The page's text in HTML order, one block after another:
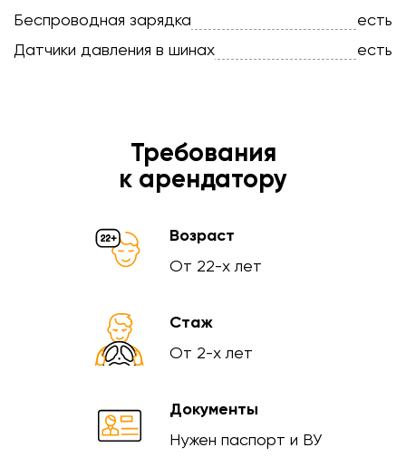
Беспроводная зарядка
есть
Датчики давления в шинах
есть
Требования
к арендатору
Возраст
От 22-х лет
Стаж
От 2-х лет
Документы
Нужен паспорт и ВУ